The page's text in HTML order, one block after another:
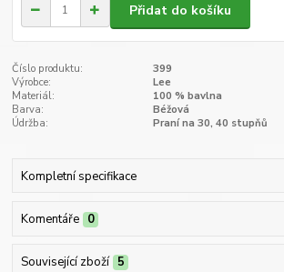
Přidat do košíku
Číslo produktu:
399
Výrobce:
Lee
Materiál:
100 % bavlna
Barva:
Béžová
Údržba:
Praní na 30, 40 stupňů
Kompletní specifikace
Komentáře 0
Související zboží 5